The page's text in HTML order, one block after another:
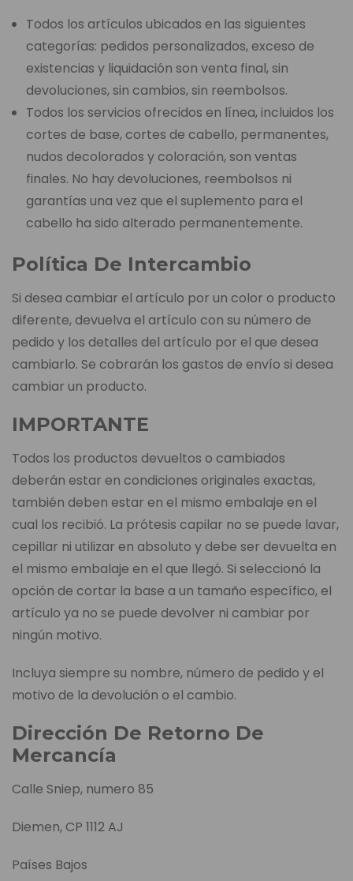
Todos los artículos ubicados en las siguientes
categorías: pedidos personalizados, exceso de
existencias y liquidación son venta final, sin
devoluciones, sin cambios, sin reembolsos.
Todos los servicios ofrecidos en línea, incluidos los
cortes de base, cortes de cabello, permanentes,
nudos decolorados y coloración, son ventas
finales. No hay devoluciones, reembolsos ni
garantías una vez que el suplemento para el
cabello ha sido alterado permanentemente.
Política De Intercambio
Si desea cambiar el artículo por un color o producto
diferente, devuelva el artículo con su número de
pedido y los detalles del artículo por el que desea
cambiarlo. Se cobrarán los gastos de envío si desea
cambiar un producto.
IMPORTANTE
Todos los productos devueltos o cambiados
deberán estar en condiciones originales exactas,
también deben estar en el mismo embalaje en el
cual los recibió. La prótesis capilar no se puede lavar,
cepillar ni utilizar en absoluto y debe ser devuelta en
el mismo embalaje en el que llegó. Si seleccionó la
opción de cortar la base a un tamaño específico, el
artículo ya no se puede devolver ni cambiar por
ningún motivo.
Incluya siempre su nombre, número de pedido y el
motivo de la devolución o el cambio.
Dirección De Retorno De
Mercancía
Calle Sniep, numero 85
Diemen, CP 1112 AJ
Países Bajos